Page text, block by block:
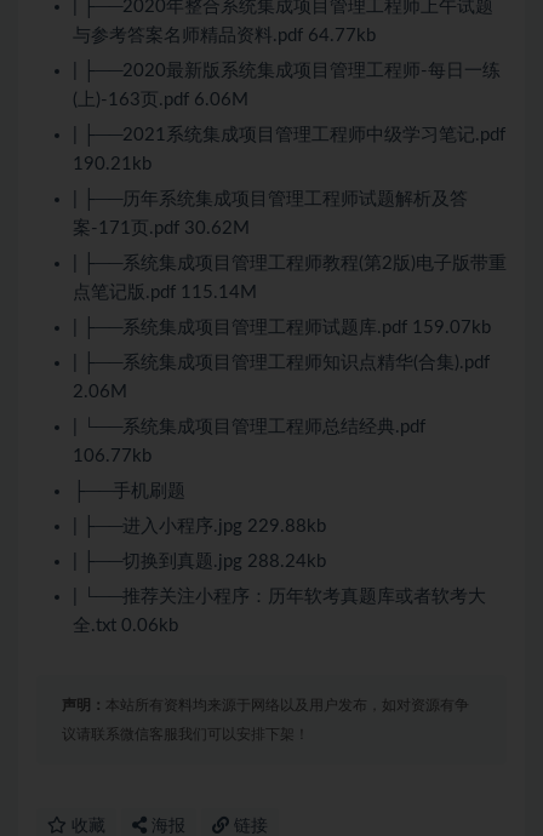
| ├──2020年整合系统集成项目管理工程师上午试题
与参考答案名师精品资料.pdf 64.77kb
| ├──2020最新版系统集成项目管理工程师-每日一练
(上)-163页.pdf 6.06M
| ├──2021系统集成项目管理工程师中级学习笔记.pdf
190.21kb
| ├──历年系统集成项目管理工程师试题解析及答
案-171页.pdf 30.62M
| ├──系统集成项目管理工程师教程(第2版)电子版带重
点笔记版.pdf 115.14M
| ├──系统集成项目管理工程师试题库.pdf 159.07kb
| ├──系统集成项目管理工程师知识点精华(合集).pdf
2.06M
| └──系统集成项目管理工程师总结经典.pdf
106.77kb
├──手机刷题
| ├──进入 小程序.jpg 229.88kb
| ├──切换到真题.jpg 288.24kb
| └──推荐关注小程序 ：历年软考真题库或者软考大
全.txt 0.06kb
声明： 本站所有资料均来源于网络以及用户发布，如对资源有争
议请联系微信客服我们可以安排下架！
收藏 海报 链接